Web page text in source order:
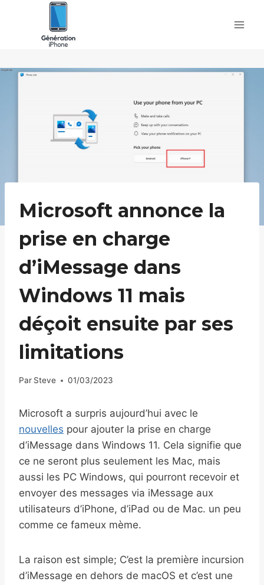
Microsoft annonce la
prise en charge
d’iMessage dans
Windows 11 mais
déçoit ensuite par ses
limitations
Par Steve 01/03/2023
Microsoft a surpris aujourd’hui avec le
nouvelles pour ajouter la prise en charge
d’iMessage dans Windows 11. Cela signifie que
ce ne seront plus seulement les Mac, mais
aussi les PC Windows, qui pourront recevoir et
envoyer des messages via iMessage aux
utilisateurs d’iPhone, d’iPad ou de Mac. un peu
comme ce fameux mème.
La raison est simple; C’est la première incursion
d’iMessage en dehors de macOS et c’est une